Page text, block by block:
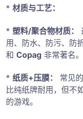
* 材质与工艺：
* 塑料/聚合物材质：
用、防水、防污、防
和 Copag 非常著名。
* 纸质+压膜：
常见
比纯纸牌耐用，但不
的游戏。